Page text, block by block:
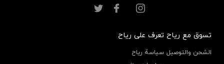
تسوق مع رياح
الشحن والتوصيل
تعرف على رياح
سياسة رياح